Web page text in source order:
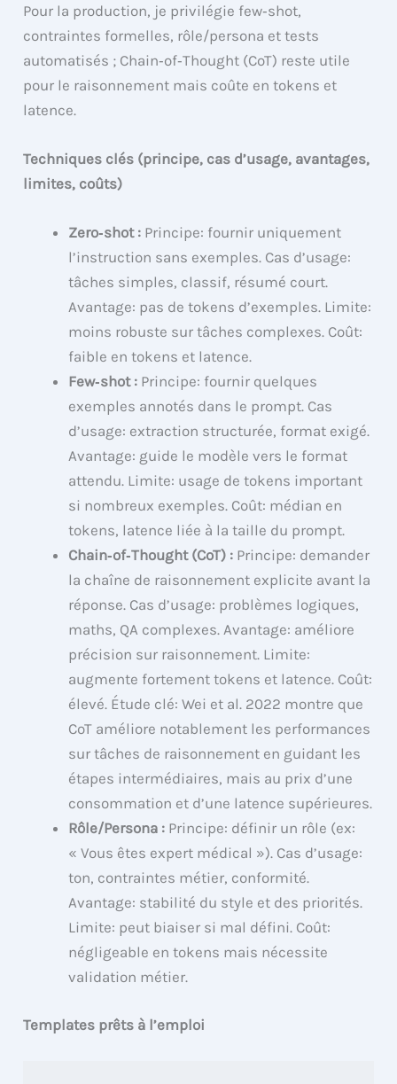
Pour la production, je privilégie few‑shot,
contraintes formelles, rôle/persona et tests
automatisés ; Chain‑of‑Thought (CoT) reste utile
pour le raisonnement mais coûte en tokens et
latence.
Techniques clés (principe, cas d’usage, avantages,
limites, coûts)
Zero‑shot : Principe: fournir uniquement
l’instruction sans exemples. Cas d’usage:
tâches simples, classif, résumé court.
Avantage: pas de tokens d’exemples. Limite:
moins robuste sur tâches complexes. Coût:
faible en tokens et latence.
Few‑shot : Principe: fournir quelques
exemples annotés dans le prompt. Cas
d’usage: extraction structurée, format exigé.
Avantage: guide le modèle vers le format
attendu. Limite: usage de tokens important
si nombreux exemples. Coût: médian en
tokens, latence liée à la taille du prompt.
Chain‑of‑Thought (CoT) : Principe: demander
la chaîne de raisonnement explicite avant la
réponse. Cas d’usage: problèmes logiques,
maths, QA complexes. Avantage: améliore
précision sur raisonnement. Limite:
augmente fortement tokens et latence. Coût:
élevé. Étude clé: Wei et al. 2022 montre que
CoT améliore notablement les performances
sur tâches de raisonnement en guidant les
étapes intermédiaires, mais au prix d’une
consommation et d’une latence supérieures.
Rôle/Persona : Principe: définir un rôle (ex:
« Vous êtes expert médical »). Cas d’usage:
ton, contraintes métier, conformité.
Avantage: stabilité du style et des priorités.
Limite: peut biaiser si mal défini. Coût:
négligeable en tokens mais nécessite
validation métier.
Templates prêts à l’emploi